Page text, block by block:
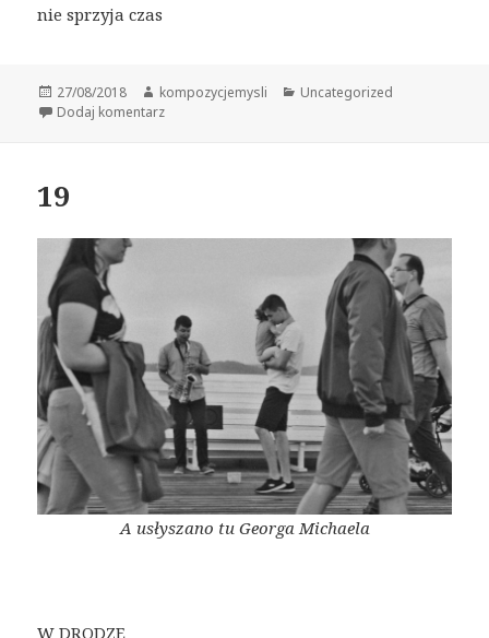
nie sprzyja czas
Data
publikacji
27/08/2018 Autor
kompozycjemysli Kategorie
Uncategorized
Dodaj komentarzdo 20
19
A usłyszano tu Georga Michaela
W DRODZE